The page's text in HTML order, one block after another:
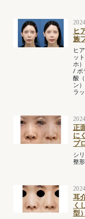
ヒ
族
ヒ
ッ
ホ）
/ボ
酸
ン）
ラ
正
に
プ
シ
整形
耳
く
型